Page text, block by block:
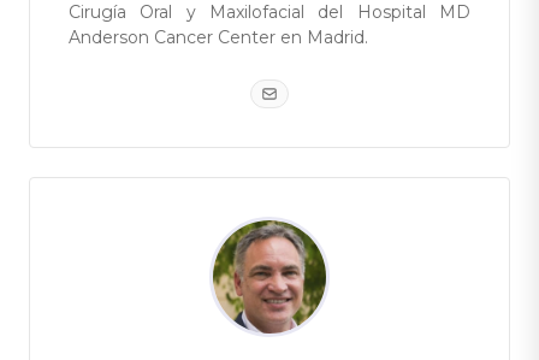
Cirugía Oral y Maxilofacial del Hospital MD
Anderson Cancer Center en Madrid.